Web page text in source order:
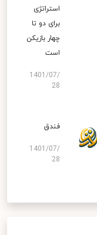
استراتژی
برای دو تا
چهار بازیکن
است
1401/07/
28
فندق
1401/07/
28